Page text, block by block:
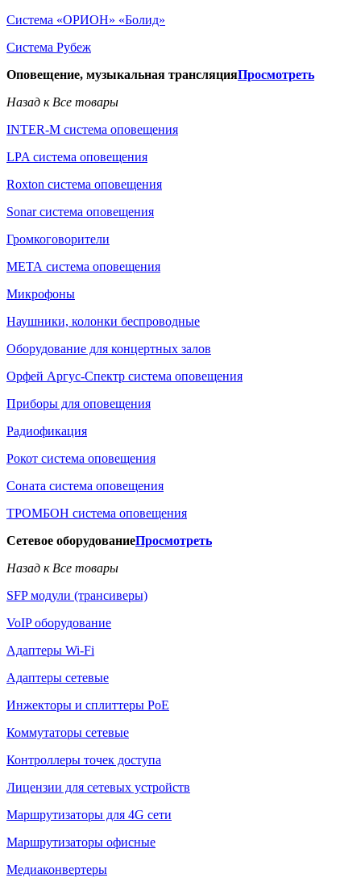
Система «ОРИОН» «Болид»
Система Рубеж
Оповещение, музыкальная трансляцияПросмотреть
Назад к Все товары
INTER-M система оповещения
LPA система оповещения
Roxton система оповещения
Sonar система оповещения
Громкоговорители
МЕТА система оповещения
Микрофоны
Наушники, колонки беспроводные
Оборудование для концертных залов
Орфей Аргус-Спектр система оповещения
Приборы для оповещения
Радиофикация
Рокот система оповещения
Соната система оповещения
ТРОМБОН система оповещения
Сетевое оборудованиеПросмотреть
Назад к Все товары
SFP модули (трансиверы)
VoIP оборудование
Адаптеры Wi-Fi
Адаптеры сетевые
Инжекторы и сплиттеры РоЕ
Коммутаторы сетевые
Контроллеры точек доступа
Лицензии для сетевых устройств
Маршрутизаторы для 4G сети
Маршрутизаторы офисные
Медиаконвертеры